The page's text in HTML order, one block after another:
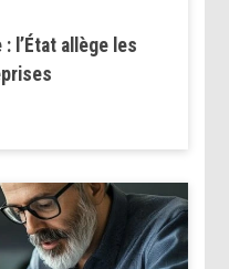
l’État allège les